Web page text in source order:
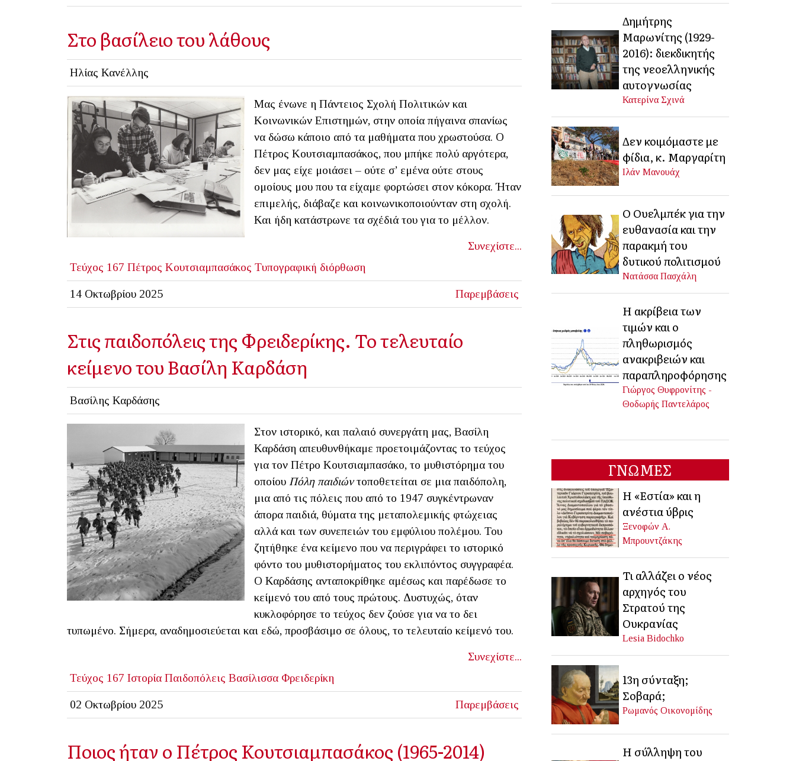
Στο βασίλειο του λάθους
Ηλίας Κανέλλης
Μας ένωνε η Πάντειος Σχολή Πολιτικών και
Κοινωνικών Επιστημών, στην οποία πήγαινα σπανίως
να δώσω κάποιο από τα μαθήματα που χρωστούσα. Ο
Πέτρος Κουτσιαμπασάκος, που μπήκε πολύ αργότερα,
δεν μας είχε μοιάσει – ούτε σ’ εμένα ούτε στους
ομοίους μου που τα είχαμε φορτώσει στον κόκορα. Ήταν
επιμελής, διάβαζε και κοινωνικοποιούνταν στη σχολή.
Και ήδη κατάστρωνε τα σχέδιά του για το μέλλον.
Συνεχίστε...
Τεύχος 167 Πέτρος Κουτσιαμπασάκος Τυπογραφική διόρθωση
14 Οκτωβρίου 2025 Παρεμβάσεις
Στις παιδοπόλεις της Φρειδερίκης. Το τελευταίο
κείμενο του Βασίλη Καρδάση
Βασίλης Καρδάσης
Στον ιστορικό, και παλαιό συνεργάτη μας, Βασίλη
Καρδάση απευθυνθήκαμε προετοιμάζοντας το τεύχος
για τον Πέτρο Κουτσιαμπασάκο, το μυθιστόρημα του
οποίου Πόλη παιδιώντοποθετείται σε μια παιδόπολη,
μια από τις πόλεις που από το 1947 συγκέντρωναν
άπορα παιδιά, θύματα της μεταπολεμικής φτώχειας
αλλά και των συνεπειών του εμφύλιου πολέμου. Του
ζητήθηκε ένα κείμενο που να περιγράφει το ιστορικό
φόντο του μυθιστορήματος του εκλιπόντος συγγραφέα.
Ο Καρδάσης ανταποκρίθηκε αμέσως και παρέδωσε το
κείμενό του από τους πρώτους. Δυστυχώς, όταν
κυκλοφόρησε το τεύχος δεν ζούσε για να το δει
τυπωμένο. Σήμερα, αναδημοσιεύεται και εδώ, προσβάσιμο σε όλους, το τελευταίο κείμενό του.
Συνεχίστε...
Τεύχος 167 Ιστορία Παιδοπόλεις Βασίλισσα Φρειδερίκη
02 Οκτωβρίου 2025 Παρεμβάσεις
Ποιος ήταν ο Πέτρος Κουτσιαμπασάκος (1965-2014)
Δημήτρης
Μαρωνίτης (1929-
2016): διεκδικητής
της νεοελληνικής
αυτογνωσίας
Κατερίνα Σχινά
Δεν κοιμόμαστε με
φίδια, κ. Μαργαρίτη
Ιλάν Μανουάχ
Ο Ουελμπέκ για την
ευθανασία και την
παρακμή του
δυτικού πολιτισμού
Νατάσσα Πασχάλη
Η ακρίβεια των
τιμών και ο
πληθωρισμός
ανακριβειών και
παραπληροφόρησης
Γιώργος Θυφρονίτης -
Θοδωρής Παντελάρος
ΓΝΩΜΕΣ
Η «Εστία» και η
ανέστια ύβρις
Ξενοφών Α.
Μπρουντζάκης
Τι αλλάζει ο νέος
αρχηγός του
Στρατού της
Ουκρανίας
Lesia Bidochko
13η σύνταξη;
Σοβαρά;
Ρωμανός Οικονομίδης
Η σύλληψη του